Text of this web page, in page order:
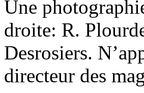
Une
droite: R.
Desrosiers.
directeur des